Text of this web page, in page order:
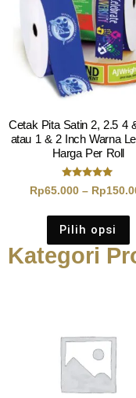
Cetak Pita Satin 2, 2.5 4
atau 1 & 2 Inch Warna
Harga Per Roll
Dinilai
5.00
Rp65.000 – Rp
Pilih opsi
Kategori